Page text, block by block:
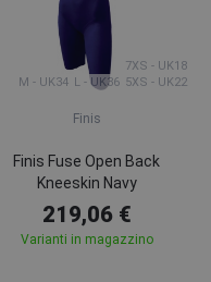
M - UK34 L - UK36 5XS - UK22
7XS - UK18
Finis
Finis Fuse Open Back
Kneeskin Navy
219,06 €
Varianti in magazzino